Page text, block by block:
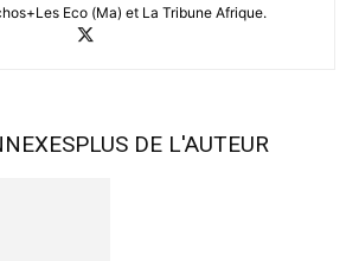
Eco (Ma) et La Tribune Afrique.
PLUS DE L'AUTEUR